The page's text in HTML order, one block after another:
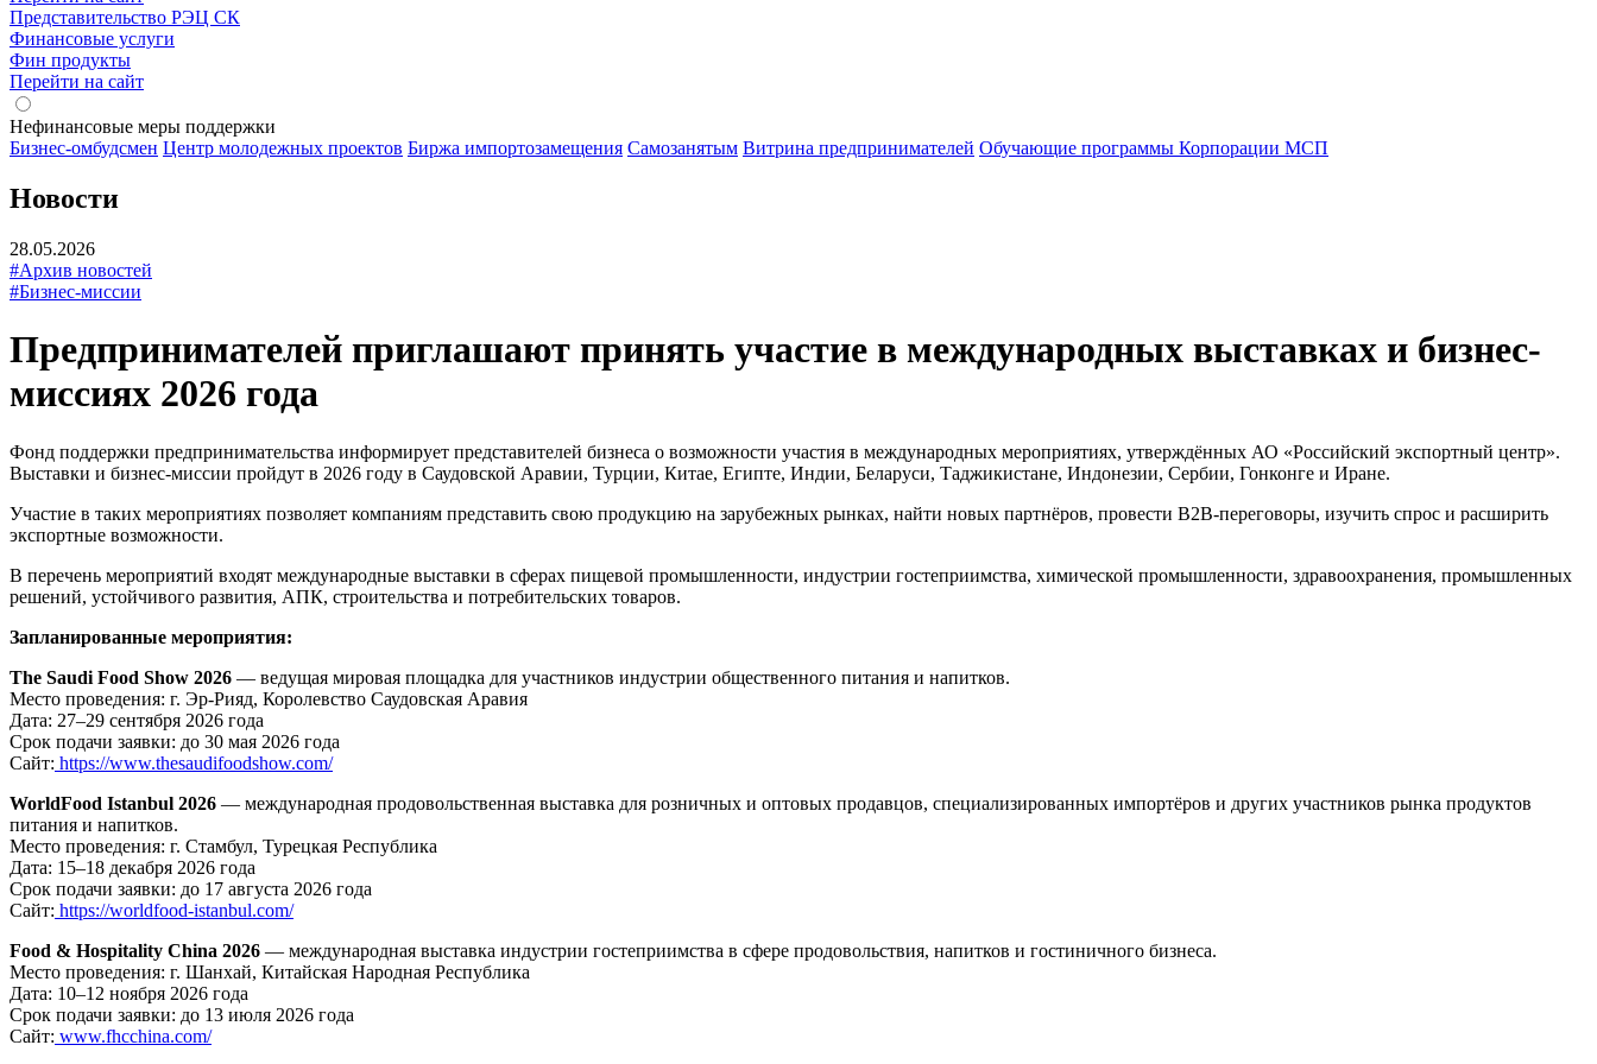
Представительство РЭЦ СК
Финансовые услуги
Фин продукты
Перейти на сайт
Нефинансовые меры поддержки
Бизнес-омбудсмен Центр молодежных проектов Биржа импортозамещения Cамозанятым Витрина предпринимателей Обучающие программы Корпорации МСП
Новости
28.05.2026
#Архив новостей
#Бизнес-миссии
Предпринимателей приглашают принять участие в международных выставках и бизнес-
миссиях 2026 года
Фонд поддержки предпринимательства информирует представителей бизнеса о возможности участия в международных мероприятиях, утверждённых АО «Российский экспортный центр».
Выставки и бизнес-миссии пройдут в 2026 году в Саудовской Аравии, Турции, Китае, Египте, Индии, Беларуси, Таджикистане, Индонезии, Сербии, Гонконге и Иране.
Участие в таких мероприятиях позволяет компаниям представить свою продукцию на зарубежных рынках, найти новых партнёров, провести B2B-переговоры, изучить спрос и расширить
экспортные возможности.
В перечень мероприятий входят международные выставки в сферах пищевой промышленности, индустрии гостеприимства, химической промышленности, здравоохранения, промышленных
решений, устойчивого развития, АПК, строительства и потребительских товаров.
Запланированные мероприятия:
The Saudi Food Show 2026 — ведущая мировая площадка для участников индустрии общественного питания и напитков.
Место проведения: г. Эр-Рияд, Королевство Саудовская Аравия
Дата: 27–29 сентября 2026 года
Срок подачи заявки: до 30 мая 2026 года
Сайт: https://www.thesaudifoodshow.com/
WorldFood Istanbul 2026 — международная продовольственная выставка для розничных и оптовых продавцов, специализированных импортёров и других участников рынка продуктов
питания и напитков.
Место проведения: г. Стамбул, Турецкая Республика
Дата: 15–18 декабря 2026 года
Срок подачи заявки: до 17 августа 2026 года
Сайт: https://worldfood-istanbul.com/
Food & Hospitality China 2026 — международная выставка индустрии гостеприимства в сфере продовольствия, напитков и гостиничного бизнеса.
Место проведения: г. Шанхай, Китайская Народная Республика
Дата: 10–12 ноября 2026 года
Срок подачи заявки: до 13 июля 2026 года
Сайт: www.fhcchina.com/